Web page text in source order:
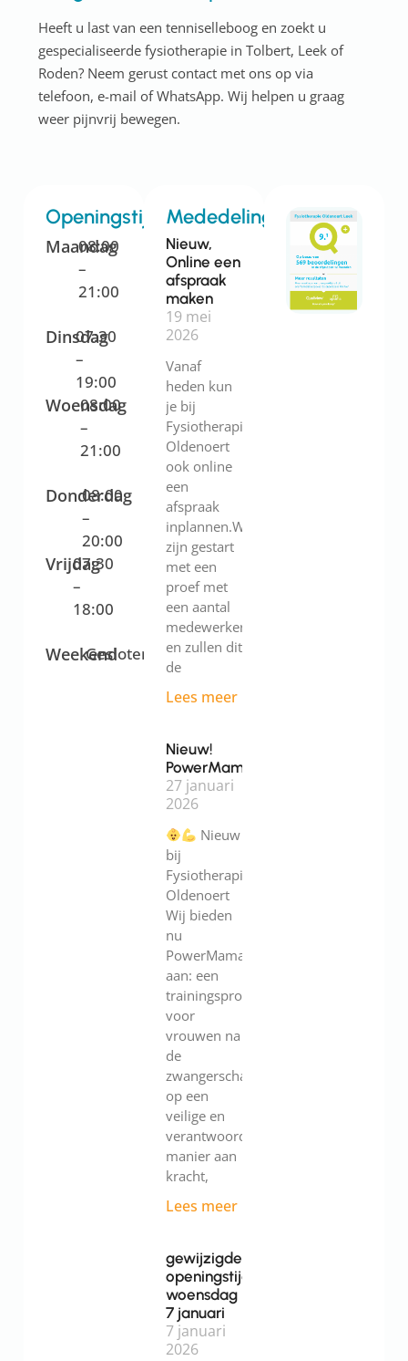
Heeft u last van een tenniselleboog en zoekt u
gespecialiseerde fysiotherapie in Tolbert, Leek of
Roden? Neem gerust contact met ons op via
telefoon, e-mail of WhatsApp. Wij helpen u graag
weer pijnvrij bewegen.
Openingstijden
Maandag
08:00
–
21:00
Dinsdag
07:30
–
19:00
Woensdag
08:00
–
21:00
Donderdag
08:00
–
20:00
Vrijdag
07:30
–
18:00
Weekend
Gesloten
Mededelingen
Nieuw,
Online een
afspraak
maken
19 mei
2026
Vanaf
heden kun
je bij
Fysiotherapie
Oldenoert
ook online
een
afspraak
inplannen.We
zijn gestart
met een
proef met
een aantal
medewerkers
en zullen dit
de
Lees meer
Nieuw!
PowerMama
27 januari
2026
Nieuw
bij
Fysiotherapie
Oldenoert
Wij bieden
nu
PowerMama
aan: een
trainingsprogramma
voor
vrouwen na
de
zwangerschap.Werk
op een
veilige en
verantwoorde
manier aan
kracht,
Lees meer
gewijzigde
openingstijden
woensdag
7 januari
7 januari
2026